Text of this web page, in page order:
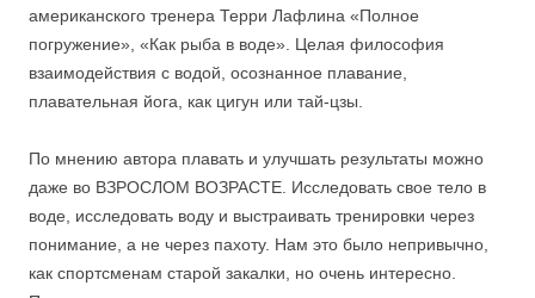
американского тренера Терри Лафлина «Полное
погружение», «Как рыба в воде». Целая философия
взаимодействия с водой, осознанное плавание,
плавательная йога, как цигун или тай-цзы.
По мнению автора плавать и улучшать результаты можно
даже во ВЗРОСЛОМ ВОЗРАСТЕ. Исследовать свое тело в
воде, исследовать воду и выстраивать тренировки через
понимание, а не через пахоту. Нам это было непривычно,
как спортсменам старой закалки, но очень интересно.